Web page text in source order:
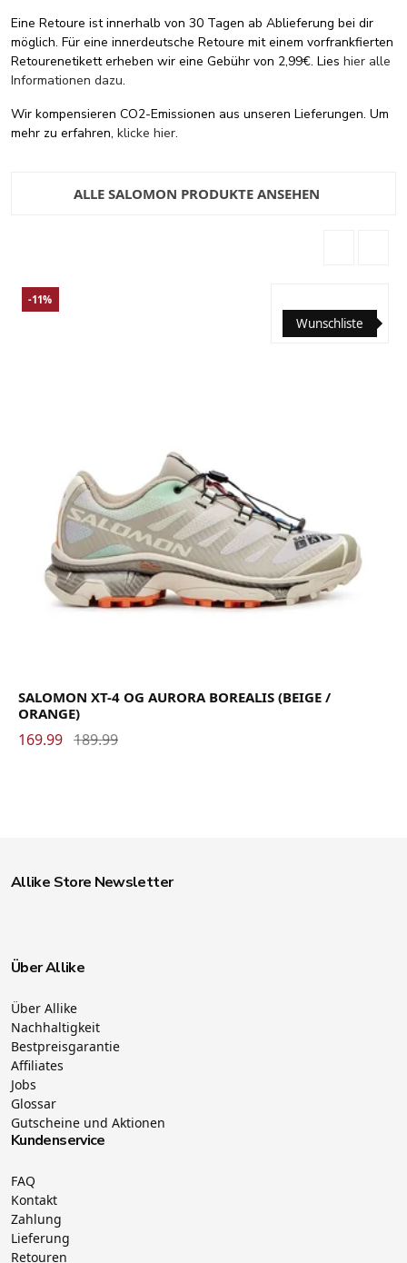
Eine Retoure ist innerhalb von 30 Tagen ab Ablieferung bei dir
möglich. Für eine innerdeutsche Retoure mit einem vorfrankfierten
Retourenetikett erheben wir eine Gebühr von 2,99€. Lies hier alle
Informationen dazu.
Wir kompensieren CO2-Emissionen aus unseren Lieferungen. Um
mehr zu erfahren, klicke hier.
ALLE SALOMON PRODUKTE ANSEHEN
Wunschliste
-11%
SALOMON XT-4 OG AURORA BOREALIS (BEIGE /
ORANGE)
169.99 189.99
Allike Store Newsletter
Über Allike
Über Allike
Nachhaltigkeit
Bestpreisgarantie
Affiliates
Jobs
Glossar
Gutscheine und Aktionen
Kundenservice
FAQ
Kontakt
Zahlung
Lieferung
Retouren